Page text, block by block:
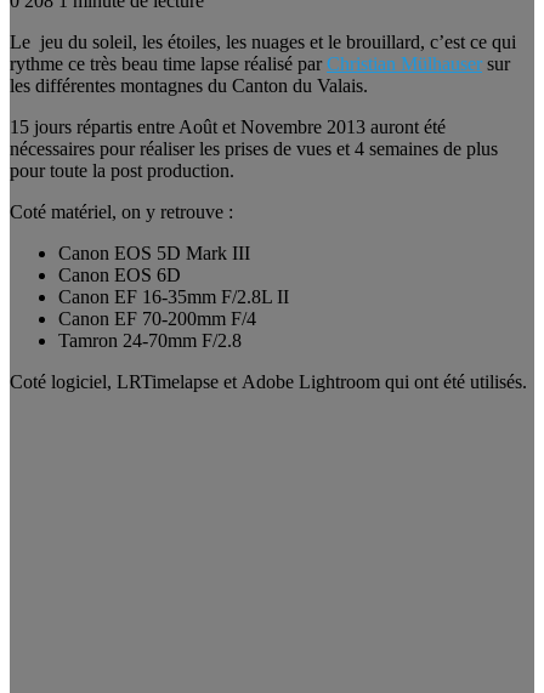
Le jeu du soleil, les étoiles, les nuages ​​et le brouillard, c’est ce qui
rythme ce très beau time lapse réalisé parChristian Mülhauser sur
les différentes montagnes du Canton du Valais.
15 jours répartis entre Août et Novembre 2013 auront été
nécessaires pour réaliser les prises de vues et 4 semaines de plus
pour toute la post production.
Coté matériel, on y retrouve :
Canon EOS 5D Mark III
Canon EOS 6D
Canon EF 16-35mm F/2.8L II
Canon EF 70-200mm F/4
Tamron 24-70mm F/2.8
Coté logiciel, LRTimelapse et Adobe Lightroom qui ont été utilisés.